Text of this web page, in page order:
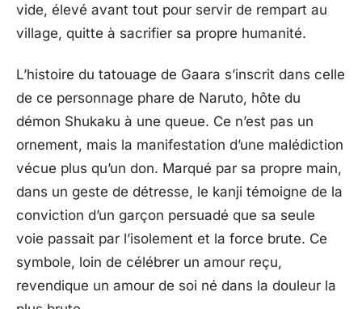
vide, élevé avant tout pour servir de rempart au
village, quitte à sacrifier sa propre humanité.
L’histoire du tatouage de Gaara s’inscrit dans celle
de ce personnage phare de Naruto, hôte du
démon Shukaku à une queue. Ce n’est pas un
ornement, mais la manifestation d’une malédiction
vécue plus qu’un don. Marqué par sa propre main,
dans un geste de détresse, le kanji témoigne de la
conviction d’un garçon persuadé que sa seule
voie passait par l’isolement et la force brute. Ce
symbole, loin de célébrer un amour reçu,
revendique un amour de soi né dans la douleur la